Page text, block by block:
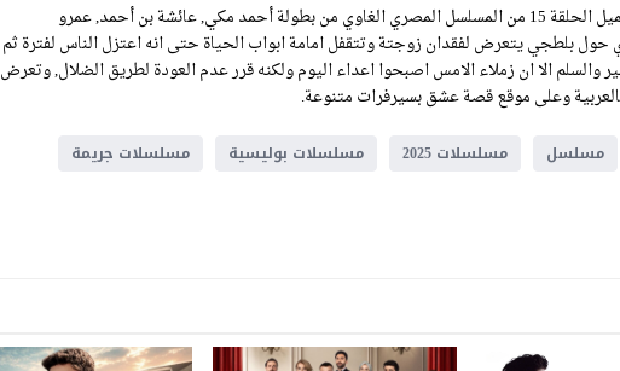
مشاهدة مسلسل الغاوي الحلقة 15 كاملة رابط تحميل الحلقة 15 من المسلسل المصري الغاوي من بطولة أحمد مكي, عائشة بن أحمد, عمرو
بلطجي يتعرض لفقدان زوجتة وتتقفل امامة ابواب الحياة حتى انه اعتزل الناس لفترة ثم
والسلم الا ان زملاء الامس اصبحوا اعداء اليوم ولكنه قرر عدم العودة لطريق الضلال, وتعرض
مسلسل مسلسلات 2025 مسلسلات بوليسية
مسلسلات جريمة